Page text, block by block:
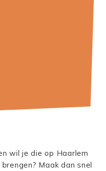
wil je die op Haarlem
Maak dan snel